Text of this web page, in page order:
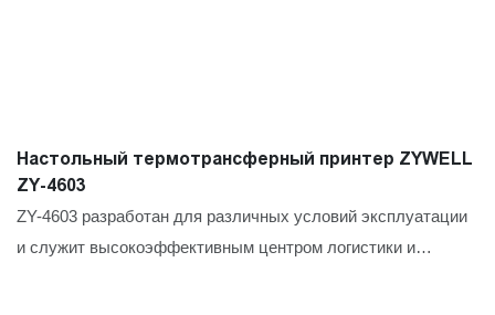
Настольный термотрансферный принтер ZYWELL
ZY-4603
ZY-4603 разработан для различных условий эксплуатации
и служит высокоэффективным центром логистики и